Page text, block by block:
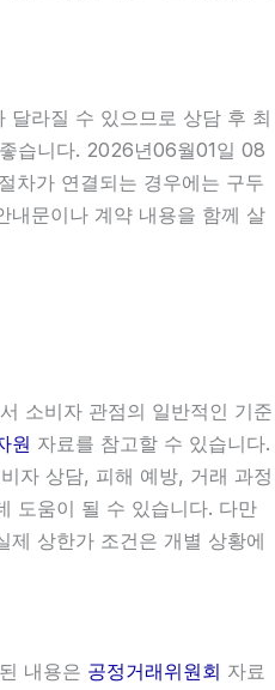
달라질 수 있으므로 상담 후 최
습니다. 2026년06월01일 08
차가 연결되는 경우에는 구두
내문이나 계약 내용을 함께 살
소비자 관점의 일반적인 기준
원 자료를 참고할 수 있습니다.
자 상담, 피해 예방, 거래 과정
도움이 될 수 있습니다. 다만
제 상한가 조건은 개별 상황에
내용은 공정거래위원회 자료